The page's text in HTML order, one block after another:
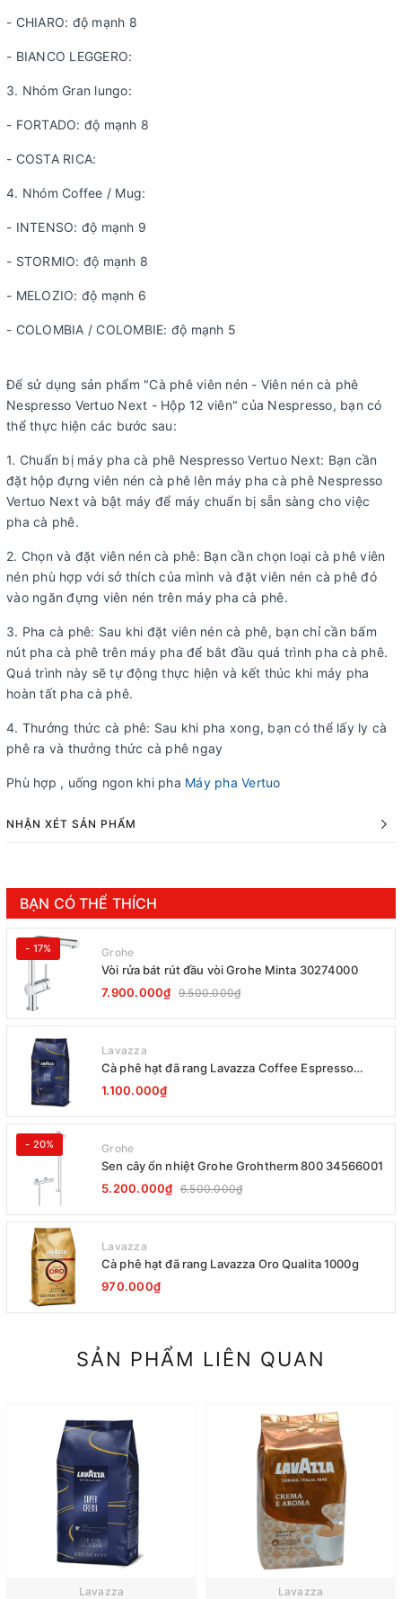
- CHIARO: độ mạnh 8
- BIANCO LEGGERO:
3. Nhóm Gran lungo:
- FORTADO: độ mạnh 8
- COSTA RICA:
4. Nhóm Coffee / Mug:
- INTENSO: độ mạnh 9
- STORMIO: độ mạnh 8
- MELOZIO: độ mạnh 6
- COLOMBIA / COLOMBIE: độ mạnh 5
Để sử dụng sản phẩm "Cà phê viên nén - Viên nén cà phê
Nespresso Vertuo Next - Hộp 12 viên" của Nespresso, bạn có
thể thực hiện các bước sau:
1. Chuẩn bị máy pha cà phê Nespresso Vertuo Next: Bạn cần
đặt hộp đựng viên nén cà phê lên máy pha cà phê Nespresso
Vertuo Next và bật máy để máy chuẩn bị sẵn sàng cho việc
pha cà phê.
2. Chọn và đặt viên nén cà phê: Bạn cần chọn loại cà phê viên
nén phù hợp với sở thích của mình và đặt viên nén cà phê đó
vào ngăn đựng viên nén trên máy pha cà phê.
3. Pha cà phê: Sau khi đặt viên nén cà phê, bạn chỉ cần bấm
nút pha cà phê trên máy pha để bắt đầu quá trình pha cà phê.
Quá trình này sẽ tự động thực hiện và kết thúc khi máy pha
hoàn tất pha cà phê.
4. Thưởng thức cà phê: Sau khi pha xong, bạn có thể lấy ly cà
phê ra và thưởng thức cà phê ngay
Phù hợp , uống ngon khi pha Máy pha Vertuo
NHẬN XÉT SẢN PHẨM
BẠN CÓ THỂ THÍCH
- 17% Grohe
Vòi rửa bát rút đầu vòi Grohe Minta 30274000
7.900.000₫ 9.500.000₫
Lavazza
Cà phê hạt đã rang Lavazza Coffee Espresso
Super Crema 1000g Date 12-2027
1.100.000₫
- 20% Grohe
Sen cây ổn nhiệt Grohe Grohtherm 800 34566001
5.200.000₫ 6.500.000₫
Lavazza
Cà phê hạt đã rang Lavazza Oro Qualita 1000g
970.000₫
SẢN PHẨM LIÊN QUAN
Lavazza Lavazza